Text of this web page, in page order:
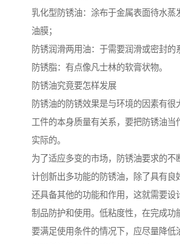
乳化型防锈油：涂布于金属表面待水蒸
油膜；
防锈润滑两用油：于需要润滑或密封的
防锈脂：有点像凡士林的软膏状物。
防锈油究竟要怎样发展
防锈油的防锈效果是与环境的因素有很
工件的本身质量有关系，要把防锈油当
实际的。
为了适应多变的市场，防锈油要求的不
计创新出多功能的防锈油，除了具有良
还具备其他的功能和作用，这就需要设
制品防护和使用。低粘度性，在完成功
要满足使用条件的情况下，应尽量降低